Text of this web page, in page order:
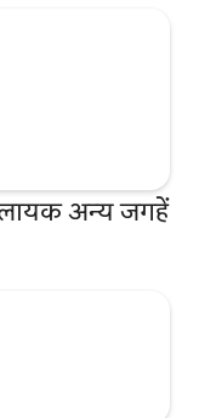
अन्य जगहें